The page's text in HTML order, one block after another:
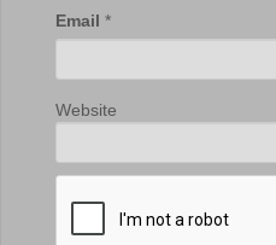
Email *
Website